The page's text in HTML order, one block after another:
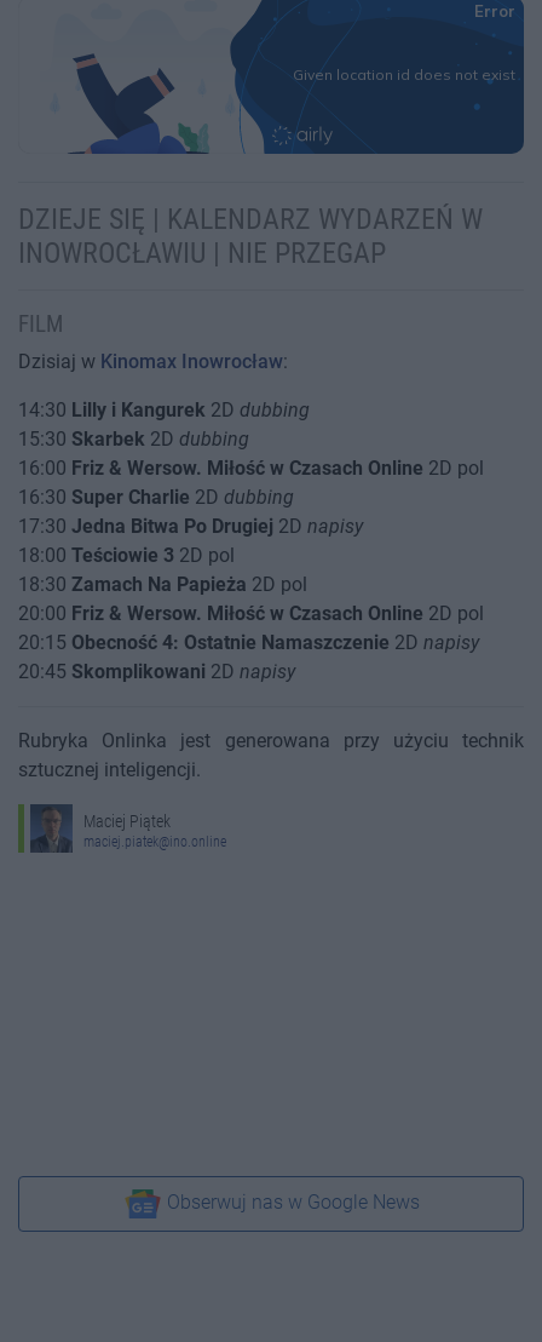
DZIEJE SIĘ | KALENDARZ WYDARZEŃ W
INOWROCŁAWIU | NIE PRZEGAP
FILM
Dzisiaj w Kinomax Inowrocław:
14:30 Lilly i Kangurek 2D dubbing
15:30 Skarbek 2D dubbing
16:00 Friz & Wersow. Miłość w Czasach Online 2D pol
16:30 Super Charlie 2D dubbing
17:30 Jedna Bitwa Po Drugiej 2D napisy
18:00 Teściowie 3 2D pol
18:30 Zamach Na Papieża 2D pol
20:00 Friz & Wersow. Miłość w Czasach Online 2D pol
20:15 Obecność 4: Ostatnie Namaszczenie 2D napisy
20:45 Skomplikowani 2D napisy
Rubryka Onlinka jest generowana przy użyciu technik
sztucznej inteligencji.
Maciej Piątek
maciej.piatek@ino.online
Obserwuj nas w Google News